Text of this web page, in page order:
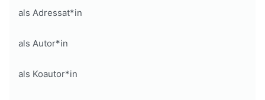
als Adressat*in
als Autor*in
als Koautor*in